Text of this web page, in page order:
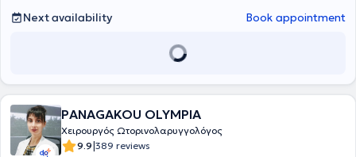
Next availability
Book appointment
PANAGAKOU OLYMPIA
Χειρουργός Ωτορινολαρυγγολόγος
9.9|389 reviews